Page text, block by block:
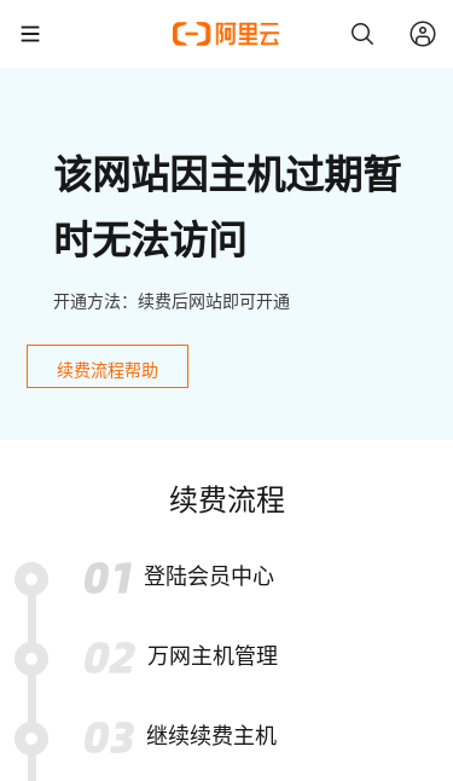
该网站因主机过期暂
时无法访问
开通方法：续费后网站即可开通
续费流程帮助
续费流程
登陆会员中心
万网主机管理
继续续费主机